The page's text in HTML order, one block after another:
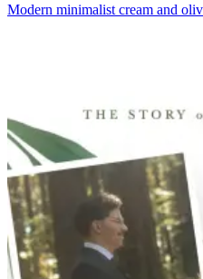
Modern minimalist cream and